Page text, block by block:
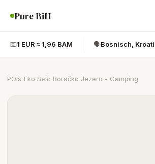
Pure BiH
💶1 EUR ≈ 1,96 BAM 🗣️Bosnisch,
POIs Eko Selo Boračko Jezero - Camping